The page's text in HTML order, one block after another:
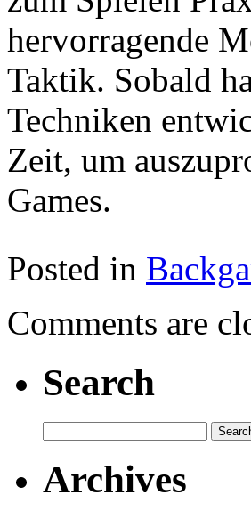
hervorragende
Taktik. Sobald
Techniken
Zeit, um
Games.
Posted in
Comments are
Search
Archives